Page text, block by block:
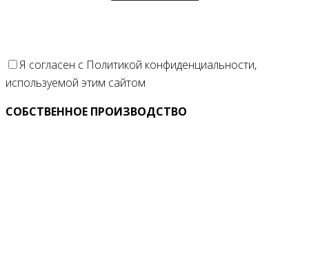
Я согласен с Политикой конфиденциальности,
используемой этим сайтом
СОБСТВЕННОЕ ПРОИЗВОДСТВО